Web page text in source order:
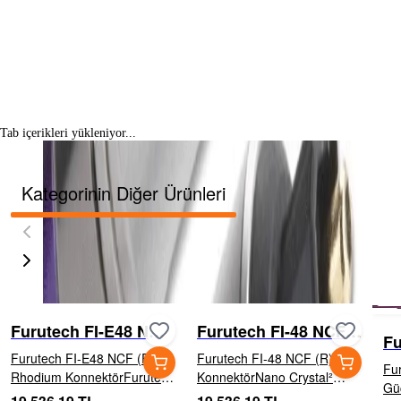
Tab içerikleri yükleniyor...
Kategorinin Diğer Ürünleri
Furutech FI-E48 NCF
(R) Rhodium
Konnektör
Furutech FI-E48 NCF (R)
Rhodium KonnektörFurutech
FI-E48 NCF (R), yüksek ses
Furutech FI-48 NCF
(R) Dişi Konnektör
Furutech FI-48 NCF (R) Dişi
KonnektörNano Crystal²
Formula (NCF)Furutech'in